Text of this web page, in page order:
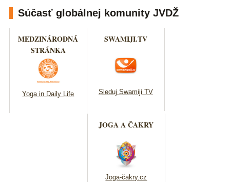
Súčasť globálnej komunity JVDŽ
MEDZINÁRODNÁ
STRÁNKA
Yoga in Daily Life
SWAMIJI.TV
Sleduj Swamiji TV
JOGA A ČAKRY
Joga-čakry.cz